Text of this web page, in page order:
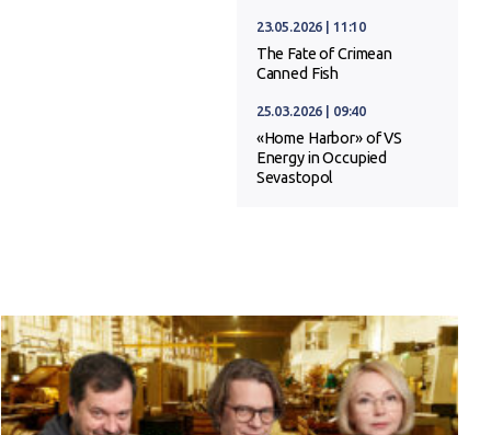
23.05.2026 | 11:10
The Fate of Crimean
Canned Fish
25.03.2026 | 09:40
«Home Harbor» of VS
Energy in Occupied
Sevastopol